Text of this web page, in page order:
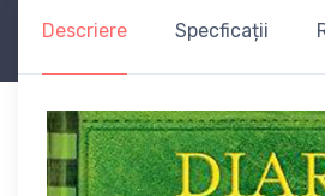
Descriere Specficații